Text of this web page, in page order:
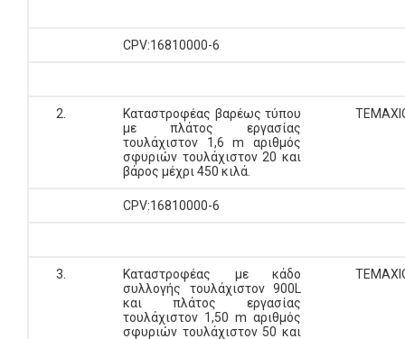
CPV:16810000-6
2.
Καταστροφέας βαρέως τύπου
με πλάτος εργασίας
τουλάχιστον 1,6 m αριθμός
σφυριών τουλάχιστον 20 και
βάρος μέχρι 450 κιλά.
CPV:16810000-6
3.
Καταστροφέας με κάδο
συλλογής τουλάχιστον 900L
και πλάτος εργασίας
τουλάχιστον 1,50 m αριθμός
σφυριών τουλάχιστον 50 και